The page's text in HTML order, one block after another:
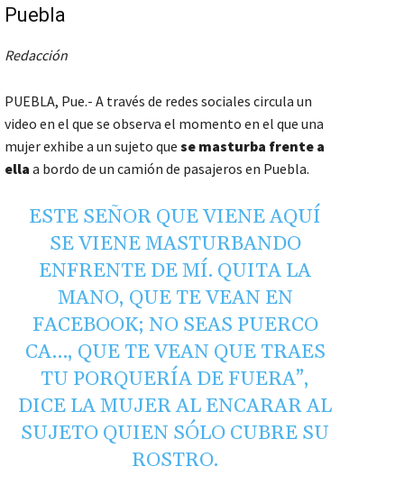
Puebla
Redacción
PUEBLA, Pue.- A través de redes sociales circula un
video en el que se observa el momento en el que una
mujer exhibe a un sujeto que se masturba frente a
ella a bordo de un camión de pasajeros en Puebla.
ESTE SEÑOR QUE VIENE AQUÍ
SE VIENE MASTURBANDO
ENFRENTE DE MÍ. QUITA LA
MANO, QUE TE VEAN EN
FACEBOOK; NO SEAS PUERCO
CA…, QUE TE VEAN QUE TRAES
TU PORQUERÍA DE FUERA”,
DICE LA MUJER AL ENCARAR AL
SUJETO QUIEN SÓLO CUBRE SU
ROSTRO.